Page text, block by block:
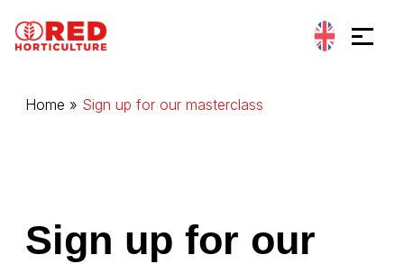
Home » Sign up for our masterclass
Sign up for our